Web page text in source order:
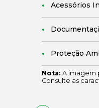
Acessórios
Proteção
Nota: A imagem
Consulte as